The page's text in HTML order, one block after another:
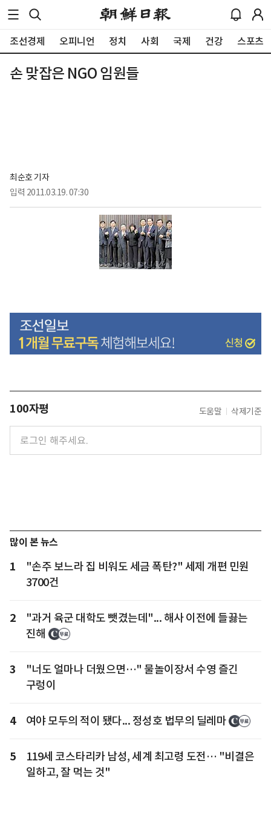
조선경제 오피니언 정치 사회 국제 건강 스포츠
손 맞잡은 NGO 임원들
최순호 기자
입력 2011.03.19. 07:30
100자평 도움말 삭제기준
많이 본 뉴스
1
"손주 보느라 집 비워도 세금 폭탄?" 세제 개편 민원
3700건
2
"과거 육군 대학도 뺏겼는데"... 해사 이전에 들끓는
진해
3
"너도 얼마나 더웠으면…" 물놀이장서 수영 즐긴
구렁이
4 여야 모두의 적이 됐다... 정성호 법무의 딜레마
5
119세 코스타리카 남성, 세계 최고령 도전… "비결은
일하고, 잘 먹는 것"